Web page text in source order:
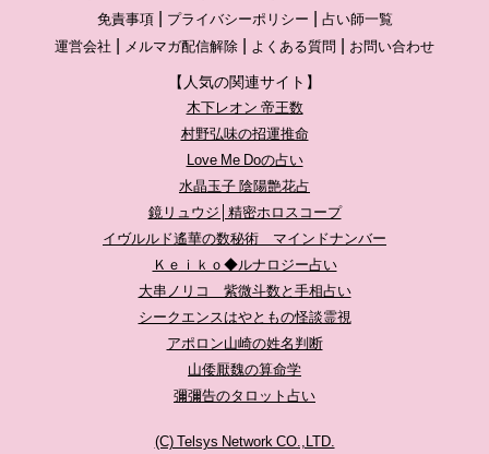
免責事項
プライバシーポリシー
占い師一覧
運営会社
メルマガ配信解除 よくある質問 お問い合わせ
【人気の関連サイト】
木下レオン 帝王数
村野弘味の招運推命
Love Me Doの占い
水晶玉子 陰陽艶花占
鏡リュウジ│精密ホロスコープ
イヴルルド遙華の数秘術 マインドナンバー
Ｋｅｉｋｏ◆ルナロジー占い
大串ノリコ 紫微斗数と手相占い
シークエンスはやともの怪談霊視
アポロン山崎の姓名判断
山倭厭魏の算命学
彌彌告のタロット占い
(C) Telsys Network CO.,LTD.